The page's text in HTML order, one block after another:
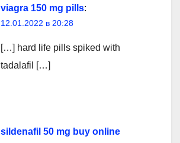
viagra 150 mg pills:
12.01.2022 в 20:28
[…] hard life pills spiked with
tadalafil […]
sildenafil 50 mg buy online